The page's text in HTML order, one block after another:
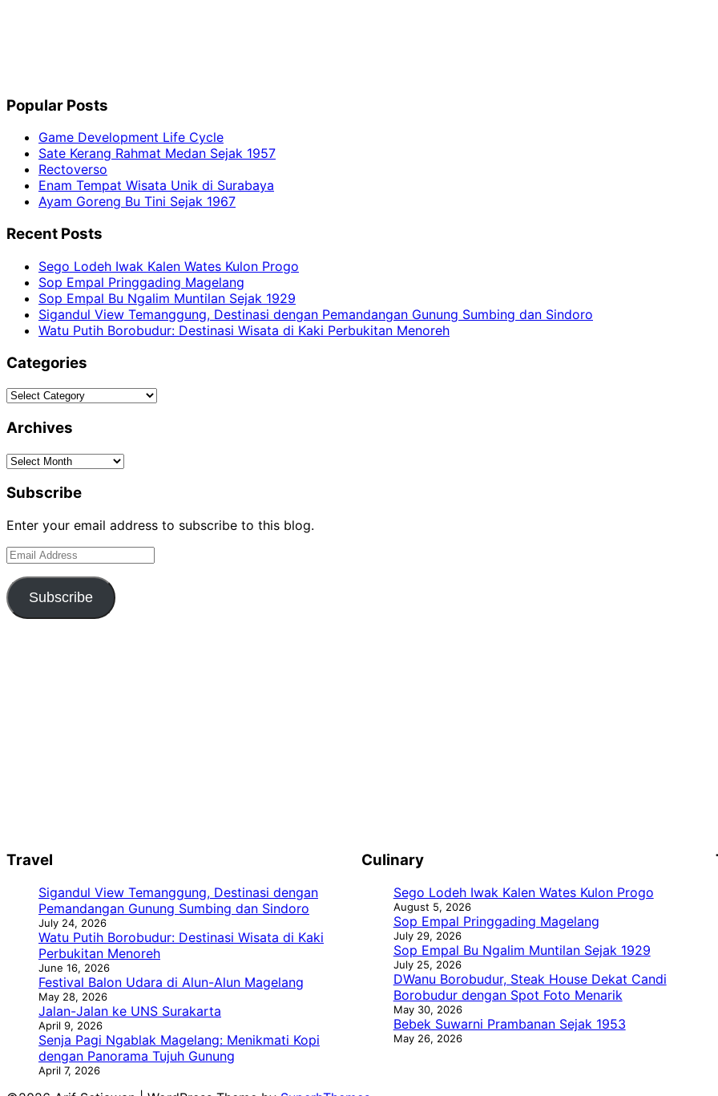
Popular Posts
Game Development Life Cycle
Sate Kerang Rahmat Medan Sejak 1957
Rectoverso
Enam Tempat Wisata Unik di Surabaya
Ayam Goreng Bu Tini Sejak 1967
Recent Posts
Sego Lodeh Iwak Kalen Wates Kulon Progo
Sop Empal Pringgading Magelang
Sop Empal Bu Ngalim Muntilan Sejak 1929
Sigandul View Temanggung, Destinasi dengan Pemandangan Gunung Sumbing dan Sindoro
Watu Putih Borobudur: Destinasi Wisata di Kaki Perbukitan Menoreh
Categories
Categories
Archives
Archives
Subscribe
Enter your email address to subscribe to this blog.
Email
Subscribe
Travel
Sigandul View Temanggung, Destinasi dengan
Pemandangan Gunung Sumbing dan Sindoro
July 24, 2026
Watu Putih Borobudur: Destinasi Wisata di Kaki
Perbukitan Menoreh
June 16, 2026
Festival Balon Udara di Alun-Alun Magelang
May 28, 2026
Jalan-Jalan ke UNS Surakarta
April 9, 2026
Senja Pagi Ngablak Magelang: Menikmati Kopi
dengan Panorama Tujuh Gunung
April 7, 2026
Culinary
Sego Lodeh Iwak Kalen Wates Kulon Progo
August 5, 2026
Sop Empal Pringgading Magelang
July 29, 2026
Sop Empal Bu Ngalim Muntilan Sejak 1929
July 25, 2026
DWanu Borobudur, Steak House Dekat Candi
Borobudur dengan Spot Foto Menarik
May 30, 2026
Bebek Suwarni Prambanan Sejak 1953
May 26, 2026